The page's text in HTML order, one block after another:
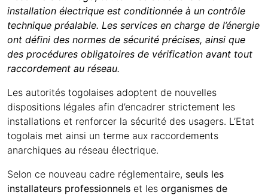
installation électrique est conditionnée à un contrôle
technique préalable. Les services en charge de l’énergie
ont défini des normes de sécurité précises, ainsi que
des procédures obligatoires de vérification avant tout
raccordement au réseau.
Les autorités togolaises adoptent de nouvelles
dispositions légales afin d’encadrer strictement les
installations et renforcer la sécurité des usagers. L’Etat
togolais met ainsi un terme aux raccordements
anarchiques au réseau électrique.
Selon ce nouveau cadre réglementaire, seuls les
installateurs professionnels et les organismes de